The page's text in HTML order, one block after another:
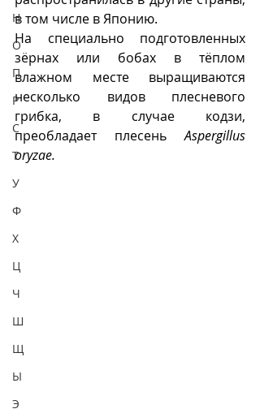
Н
О
П
Р
С
Т
У
Ф
Х
Ц
Ч
Ш
Щ
Ы
Э
в том числе в Японию.
На специально подготовленных
зёрнах или бобах в тёплом
влажном месте выращиваются
несколько видов плесневого
грибка, в случае кодзи,
преобладает плесень Aspergillus
oryzae.